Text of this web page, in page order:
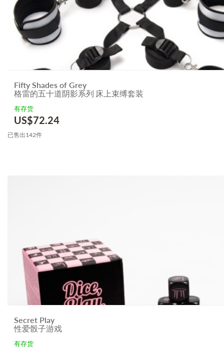
Fifty Shades of Grey
格雷的五十道阴影系列 床上束缚套装
有存货
US$72.24
已售出142件
Secret Play
性爱骰子游戏
有存货